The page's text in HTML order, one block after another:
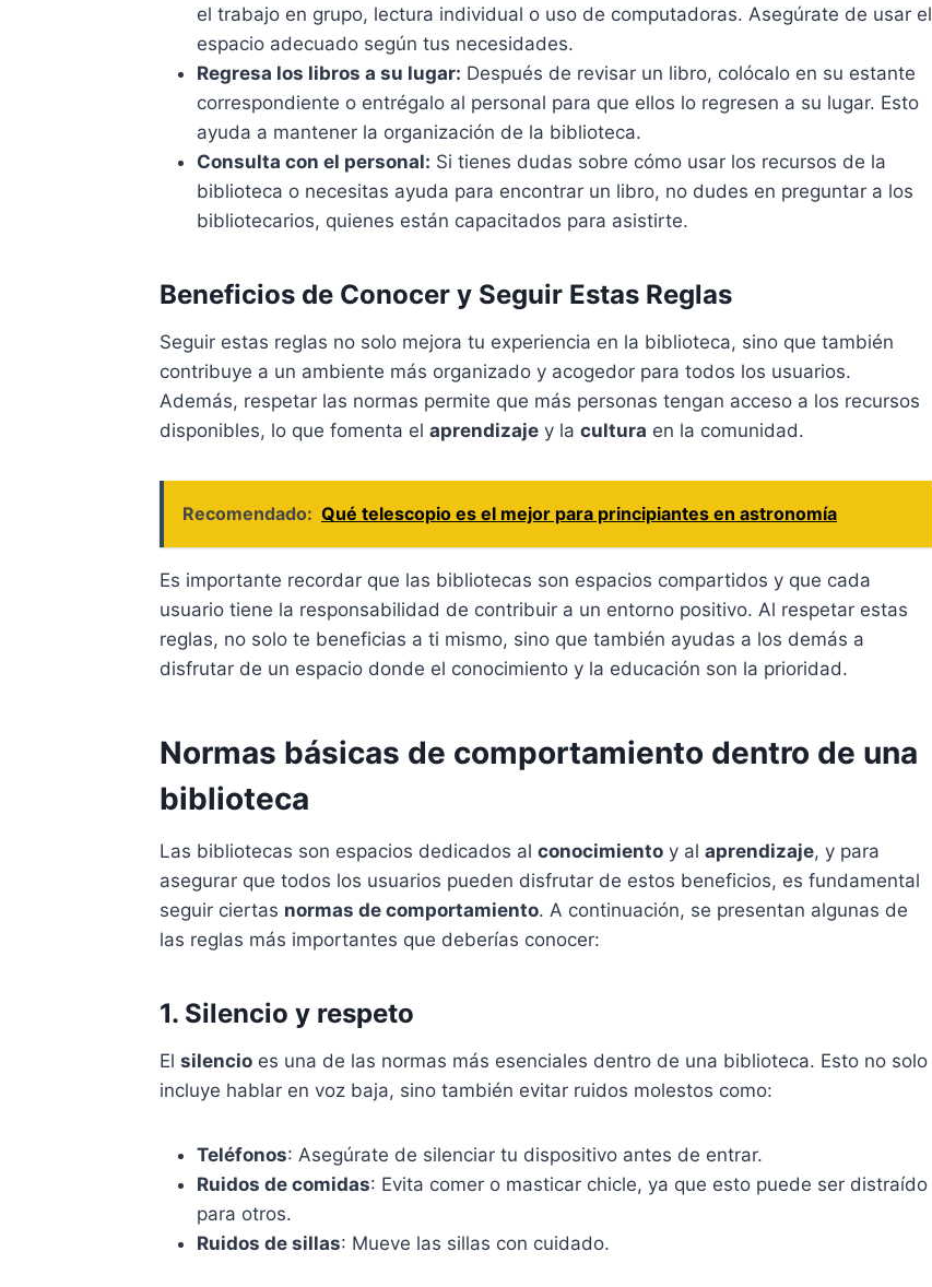
el trabajo en grupo, lectura individual o uso de computadoras. Asegúrate de usar el
espacio adecuado según tus necesidades.
Regresa los libros a su lugar: Después de revisar un libro, colócalo en su estante
correspondiente o entrégalo al personal para que ellos lo regresen a su lugar. Esto
ayuda a mantener la organización de la biblioteca.
Consulta con el personal: Si tienes dudas sobre cómo usar los recursos de la
biblioteca o necesitas ayuda para encontrar un libro, no dudes en preguntar a los
bibliotecarios, quienes están capacitados para asistirte.
Beneficios de Conocer y Seguir Estas Reglas
Seguir estas reglas no solo mejora tu experiencia en la biblioteca, sino que también
contribuye a un ambiente más organizado y acogedor para todos los usuarios.
Además, respetar las normas permite que más personas tengan acceso a los recursos
disponibles, lo que fomenta el aprendizaje y la cultura en la comunidad.
Recomendado: Qué telescopio es el mejor para principiantes en astronomía
Es importante recordar que las bibliotecas son espacios compartidos y que cada
usuario tiene la responsabilidad de contribuir a un entorno positivo. Al respetar estas
reglas, no solo te beneficias a ti mismo, sino que también ayudas a los demás a
disfrutar de un espacio donde el conocimiento y la educación son la prioridad.
Normas básicas de comportamiento dentro de una
biblioteca
Las bibliotecas son espacios dedicados al conocimiento y al aprendizaje, y para
asegurar que todos los usuarios pueden disfrutar de estos beneficios, es fundamental
seguir ciertas normas de comportamiento. A continuación, se presentan algunas de
las reglas más importantes que deberías conocer:
1. Silencio y respeto
El silencio es una de las normas más esenciales dentro de una biblioteca. Esto no solo
incluye hablar en voz baja, sino también evitar ruidos molestos como:
Teléfonos: Asegúrate de silenciar tu dispositivo antes de entrar.
Ruidos de comidas: Evita comer o masticar chicle, ya que esto puede ser distraído
para otros.
Ruidos de sillas: Mueve las sillas con cuidado.